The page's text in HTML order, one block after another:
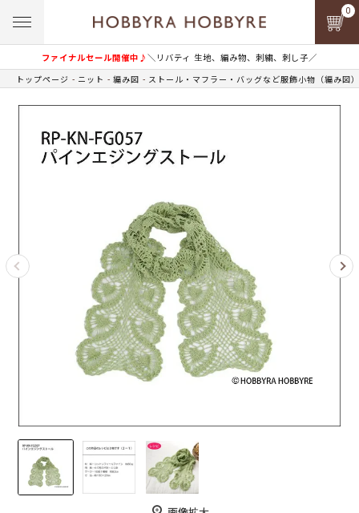
ファイナルセール開催中♪＼リバティ 生地、編み物、刺繍、刺し子／
0
トップページ ニット 編み図 ストール・マフラー・バッグなど服飾小物（編み図）